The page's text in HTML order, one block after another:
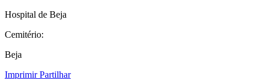
Hospital de Beja
Cemitério:
Beja
Imprimir Partilhar